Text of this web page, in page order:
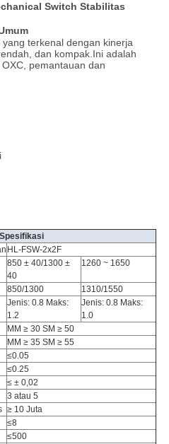
Switch Stabilitas
terkenal dengan kinerja
dan kompak.Ini adalah
pemantauan dan
HL-FSW-2x2F
850 ± 40/1300 ±
40
1260 ~ 1650
850/1300
1310/1550
Jenis: 0.8 Maks:
1.2
Jenis: 0.8 Maks:
1.0
MM ≥ 30 SM ≥ 50
MM ≥ 35 SM ≥ 55
≤0.05
≤0.25
≤ ± 0,02
3 atau 5
≥ 10 Juta
≤8
≤500